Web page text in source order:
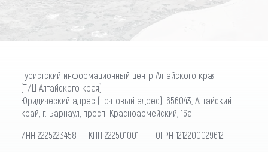
Туристский информационный центр Алтайского края
(ТИЦ Алтайского края)
Юридический адрес (почтовый адрес): 656043, Алтайский
край, г. Барнаул, просп. Красноармейский, 16а
ИНН 2225223458 КПП 222501001 ОГРН 1212200029612